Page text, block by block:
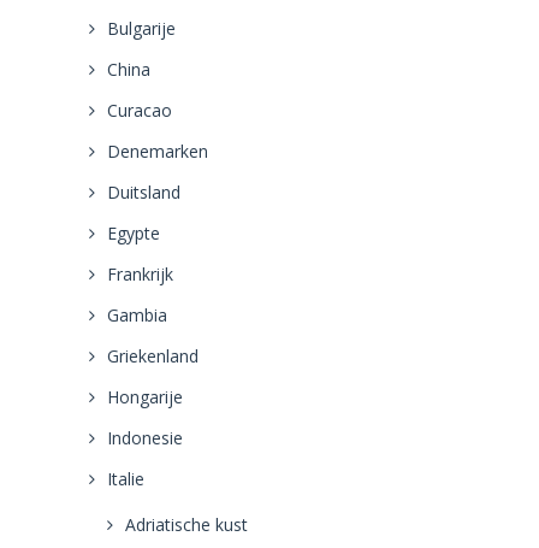
Bulgarije
China
Curacao
Denemarken
Duitsland
Egypte
Frankrijk
Gambia
Griekenland
Hongarije
Indonesie
Italie
Adriatische kust